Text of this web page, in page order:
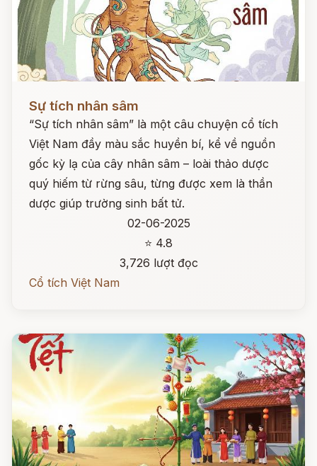
Sự tích nhân sâm
“Sự tích nhân sâm” là một câu chuyện cổ tích
Việt Nam đầy màu sắc huyền bí, kể về nguồn
gốc kỳ lạ của cây nhân sâm – loài thảo dược
quý hiếm từ rừng sâu, từng được xem là thần
dược giúp trường sinh bất tử.
02-06-2025
⭐ 4.8
3,726 lượt đọc
Cổ tích Việt Nam